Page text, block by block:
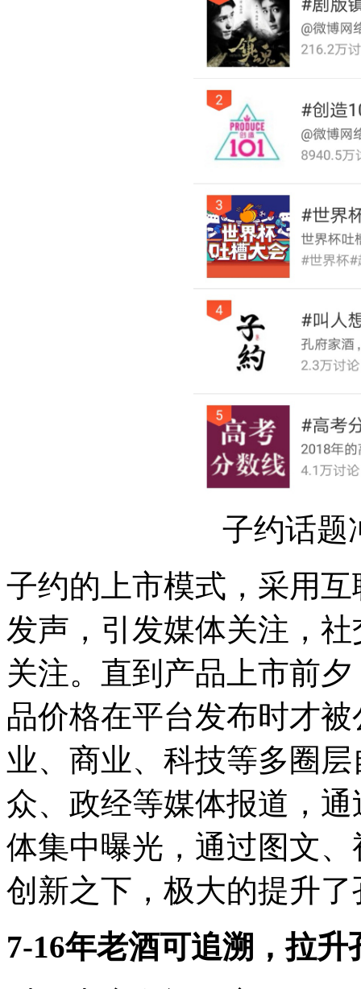
子约话题
子约的上市模式，采用
发声，引发媒体关注，
关注。直到产品上市前
品价格在平台发布时才
业、商业、科技等多圈
众、政经等媒体报道，
体集中曝光，通过图文
创新之下，极大的提升
7-16年老酒可追溯，拉